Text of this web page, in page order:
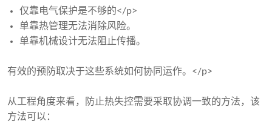
仅靠电气保护是不够的</p>
单靠热管理无法消除风险。
单靠机械设计无法阻止传播。
有效的预防取决于这些系统如何协同运作。</p>
从工程角度来看，防止热失控需要采取协调一致的方法，该
方法可以：